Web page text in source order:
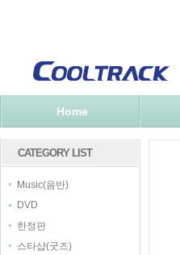
Home
CATEGORY LIST
Music(음반)
DVD
한정판
스타샵(굿즈)